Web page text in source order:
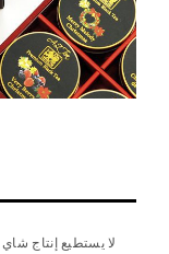
لا يستطيع إنتاج